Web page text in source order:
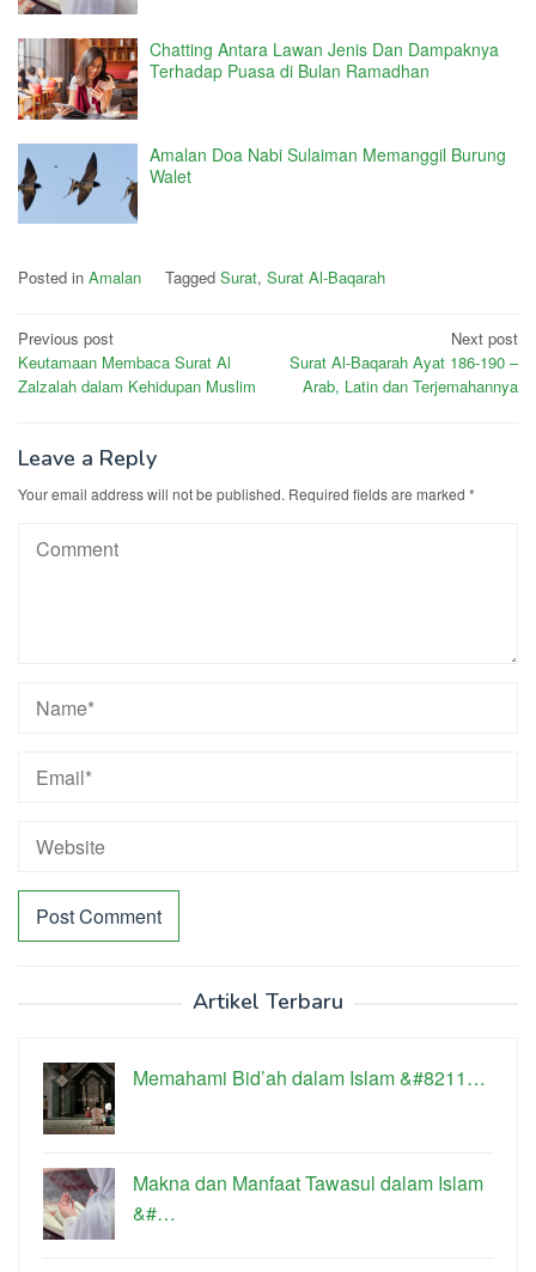
Chatting Antara Lawan Jenis Dan Dampaknya
Terhadap Puasa di Bulan Ramadhan
Amalan Doa Nabi Sulaiman Memanggil Burung
Walet
Posted in Amalan Tagged Surat, Surat Al-Baqarah
Post
navigation
Previous post
Keutamaan Membaca Surat Al
Zalzalah dalam Kehidupan Muslim
Next post
Surat Al-Baqarah Ayat 186-190 –
Arab, Latin dan Terjemahannya
Leave a Reply
Your email address will not be published. Required fields are marked *
Artikel Terbaru
Memahami Bid’ah dalam Islam &#8211…
Makna dan Manfaat Tawasul dalam Islam
&#…